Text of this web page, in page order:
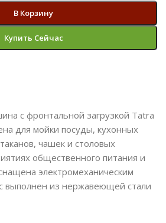
В Корзину
Купить Сейчас
с фронтальной загрузкой Tatra
для мойки посуды, кухонных
чашек и столовых
общественного питания и
электромеханическим
выполнен из нержавеющей стали